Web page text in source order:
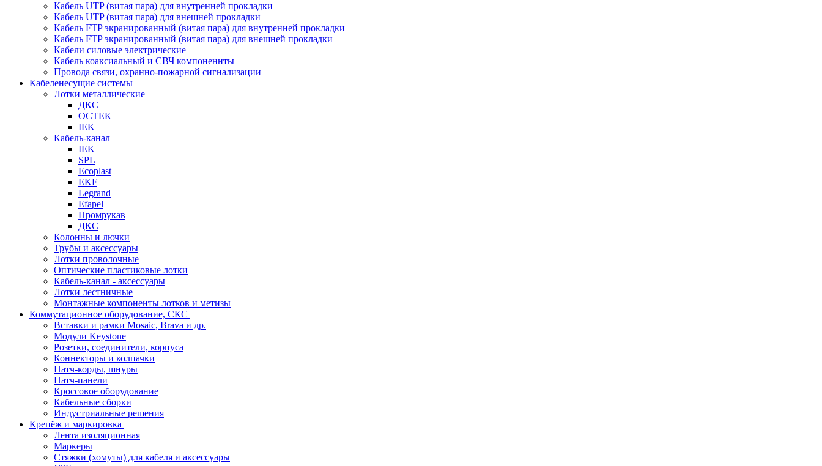
Кабель UTP (витая пара) для внутренней прокладки
Кабель UTP (витая пара) для внешней прокладки
Кабель FTP экранированный (витая пара) для внутренней прокладки
Кабель FTP экранированный (витая пара) для внешней прокладки
Кабели силовые электрические
Кабель коаксиальный и СВЧ компоненнты
Провода связи, охранно-пожарной сигнализации
Кабеленесущие системы
Лотки металлические
ДКС
ОСТЕК
IEK
Кабель-канал
IEK
SPL
Ecoplast
EKF
Legrand
Efapel
Промрукав
ДКС
Колонны и лючки
Трубы и аксессуары
Лотки проволочные
Оптические пластиковые лотки
Кабель-канал - аксессуары
Лотки лестничные
Монтажные компоненты лотков и метизы
Коммутационное оборудование, СКС
Вставки и рамки Mosaic, Brava и др.
Модули Keystone
Розетки, соединители, корпуса
Коннекторы и колпачки
Патч-корды, шнуры
Патч-панели
Кроссовое оборудование
Кабельные сборки
Индустриальные решения
Крепёж и маркировка
Лента изоляционная
Маркеры
Стяжки (хомуты) для кабеля и аксессуары